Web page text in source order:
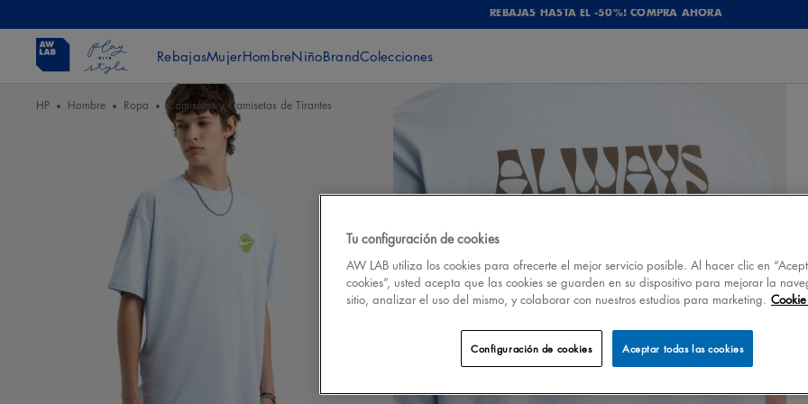
REBAJAS HASTA EL -50%! COMPRA AHORA
RebajasMujerHombreNiñoBrandColecciones
HP Hombre Ropa Camisetas y Camisetas de Tirantes
Tu configuración de cookies
AW LAB utiliza los cookies para ofrecerte el mejor servicio posible. Al hacer clic en
cookies”, usted acepta que las cookies se guarden en su dispositivo para mejorar la
sitio, analizar el uso del mismo, y colaborar con nuestros estudios para marketing.
Aceptar todas las cookies
Configuración de cookies